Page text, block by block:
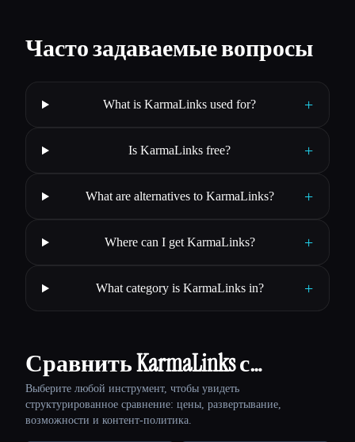
Часто задаваемые вопросы
What is KarmaLinks used for? +
Is KarmaLinks free? +
What are alternatives to KarmaLinks? +
Where can I get KarmaLinks? +
What category is KarmaLinks in? +
Сравнить KarmaLinks с…
Выберите любой инструмент, чтобы увидеть
структурированное сравнение: цены, развертывание,
возможности и контент-политика.